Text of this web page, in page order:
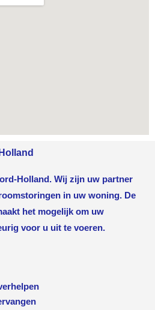
Holland. Wij zijn uw partner
in uw woning. De
het mogelijk om uw
voor u uit te voeren.